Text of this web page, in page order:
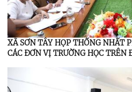
XÃ SƠN TÂY HỌP THỐNG NHẤT
CÁC ĐƠN VỊ TRƯỜNG HỌC TRÊN